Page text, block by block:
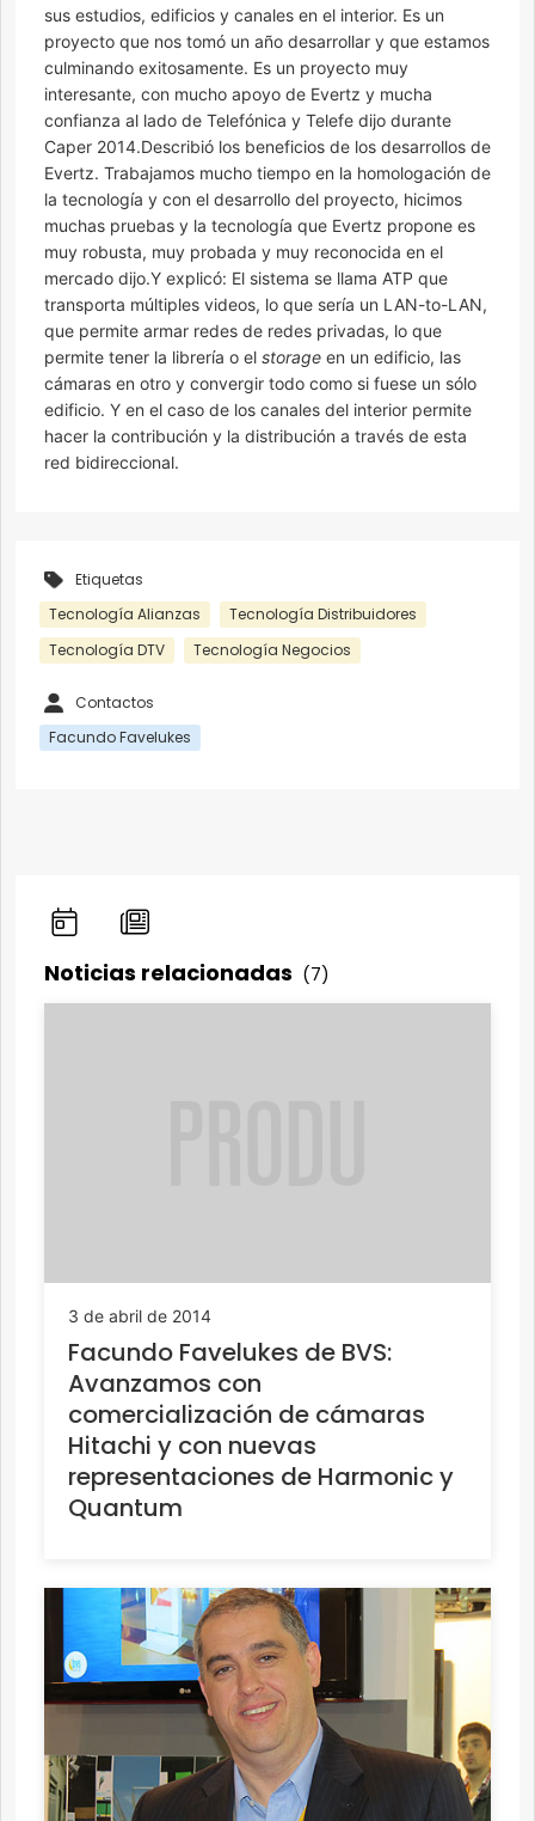
sus estudios, edificios y canales en el interior. Es un
proyecto que nos tomó un año desarrollar y que estamos
culminando exitosamente. Es un proyecto muy
interesante, con mucho apoyo de Evertz y mucha
confianza al lado de Telefónica y Telefe dijo durante
Caper 2014.Describió los beneficios de los desarrollos de
Evertz. Trabajamos mucho tiempo en la homologación de
la tecnología y con el desarrollo del proyecto, hicimos
muchas pruebas y la tecnología que Evertz propone es
muy robusta, muy probada y muy reconocida en el
mercado dijo.Y explicó: El sistema se llama ATP que
transporta múltiples videos, lo que sería un LAN-to-LAN,
que permite armar redes de redes privadas, lo que
permite tener la librería o el storage en un edificio, las
cámaras en otro y convergir todo como si fuese un sólo
edificio. Y en el caso de los canales del interior permite
hacer la contribución y la distribución a través de esta
red bidireccional.
Etiquetas
Tecnología Alianzas
Tecnología Distribuidores
Tecnología DTV
Tecnología Negocios
Contactos
Facundo Favelukes
Noticias relacionadas (7)
3 de abril de 2014
Facundo Favelukes de BVS:
Avanzamos con
comercialización de cámaras
Hitachi y con nuevas
representaciones de Harmonic y
Quantum